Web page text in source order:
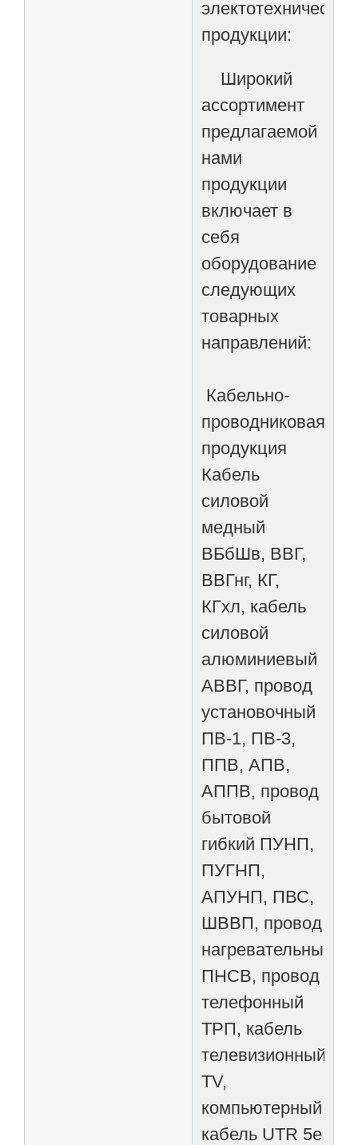
электотехнической
продукции:
Широкий
ассортимент
предлагаемой
нами
продукции
включает в
себя
оборудование
следующих
товарных
направлений:
Кабельно-
проводниковая
продукция
Кабель
силовой
медный
ВБбШв, ВВГ,
ВВГнг, КГ,
КГхл, кабель
силовой
алюминиевый
АВВГ, провод
установочный
ПВ-1, ПВ-3,
ППВ, АПВ,
АППВ, провод
бытовой
гибкий ПУНП,
ПУГНП,
АПУНП, ПВС,
ШВВП, провод
нагревательный
ПНСВ, провод
телефонный
ТРП, кабель
телевизионный
TV,
компьютерный
кабель UTR 5e